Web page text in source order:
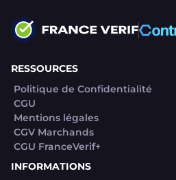
RESSOURCES
Politique de Confidentialité
CGU
Mentions légales
CGV Marchands
CGU FranceVerif+
INFORMATIONS